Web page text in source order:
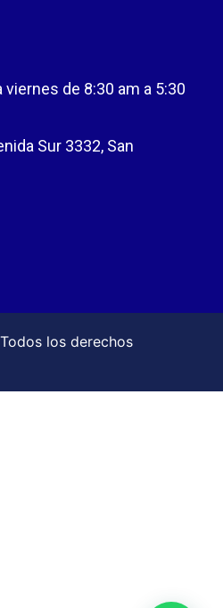
viernes de 8:30 am a 5:30
Sur 3332, San
los derechos